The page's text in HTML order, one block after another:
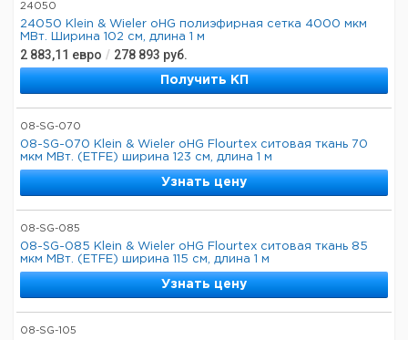
24050
24050 Klein & Wieler oHG полиэфирная сетка 4000 мкм
МВт. Ширина 102 см, длина 1 м
2 883,11 евро / 278 893 руб.
Получить КП
08-SG-070
08-SG-070 Klein & Wieler oHG Flourtex ситовая ткань 70
мкм МВт. (ETFE) ширина 123 см, длина 1 м
Узнать цену
08-SG-085
08-SG-085 Klein & Wieler oHG Flourtex ситовая ткань 85
мкм МВт. (ETFE) ширина 115 см, длина 1 м
Узнать цену
08-SG-105